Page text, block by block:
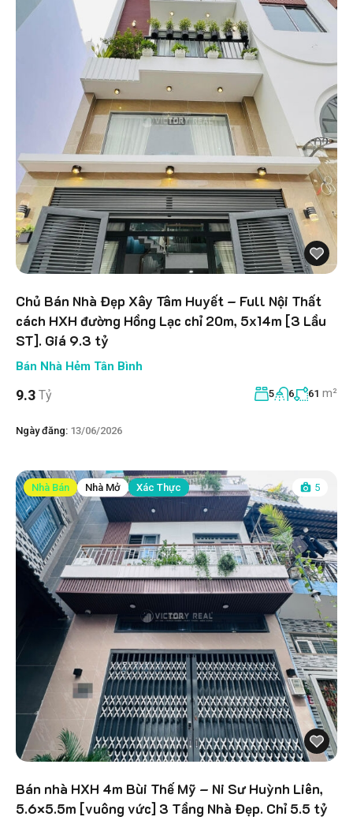
Chủ Bán Nhà Đẹp Xây Tâm Huyết – Full Nội Thất
cách HXH đường Hồng Lạc chỉ 20m, 5x14m [3 Lầu
ST]. Giá 9.3 tỷ
Bán Nhà Hẻm Tân Bình
9.3 Tỷ 5 6 61 m²
Ngày đăng: 13/06/2026
Nhà Bán Nhà Mở Xác Thực 5
Bán nhà HXH 4m Bùi Thế Mỹ – Ni Sư Huỳnh Liên,
5.6×5.5m [vuông vức] 3 Tầng Nhà Đẹp. Chỉ 5.5 tỷ